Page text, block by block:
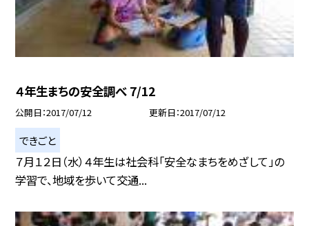
４年生まちの安全調べ 7/12
公開日 2017/07/12 更新日 2017/07/12
できごと
７月１２日（水）４年生は社会科「安全なまちをめざして」の
学習で、地域を歩いて交通...